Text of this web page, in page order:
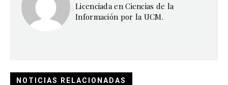
Licenciada en Ciencias de la
Información por la UCM.
NOTICIAS RELACIONADAS